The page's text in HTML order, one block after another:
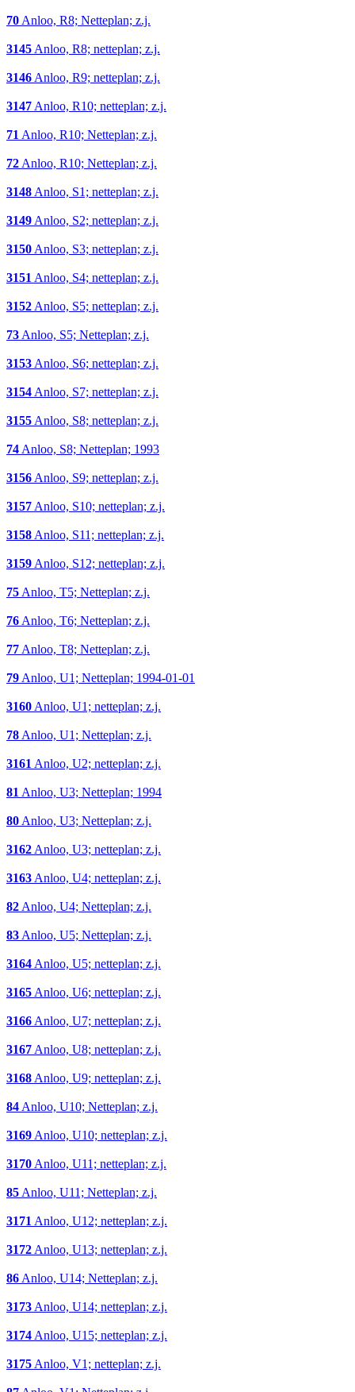
70Anloo, R8; Netteplan; z.j.
3145Anloo, R8; netteplan; z.j.
3146Anloo, R9; netteplan; z.j.
3147Anloo, R10; netteplan; z.j.
71Anloo, R10; Netteplan; z.j.
72Anloo, R10; Netteplan; z.j.
3148Anloo, S1; netteplan; z.j.
3149Anloo, S2; netteplan; z.j.
3150Anloo, S3; netteplan; z.j.
3151Anloo, S4; netteplan; z.j.
3152Anloo, S5; netteplan; z.j.
73Anloo, S5; Netteplan; z.j.
3153Anloo, S6; netteplan; z.j.
3154Anloo, S7; netteplan; z.j.
3155Anloo, S8; netteplan; z.j.
74Anloo, S8; Netteplan; 1993
3156Anloo, S9; netteplan; z.j.
3157Anloo, S10; netteplan; z.j.
3158Anloo, S11; netteplan; z.j.
3159Anloo, S12; netteplan; z.j.
75Anloo, T5; Netteplan; z.j.
76Anloo, T6; Netteplan; z.j.
77Anloo, T8; Netteplan; z.j.
79Anloo, U1; Netteplan; 1994-01-01
3160Anloo, U1; netteplan; z.j.
78Anloo, U1; Netteplan; z.j.
3161Anloo, U2; netteplan; z.j.
81Anloo, U3; Netteplan; 1994
80Anloo, U3; Netteplan; z.j.
3162Anloo, U3; netteplan; z.j.
3163Anloo, U4; netteplan; z.j.
82Anloo, U4; Netteplan; z.j.
83Anloo, U5; Netteplan; z.j.
3164Anloo, U5; netteplan; z.j.
3165Anloo, U6; netteplan; z.j.
3166Anloo, U7; netteplan; z.j.
3167Anloo, U8; netteplan; z.j.
3168Anloo, U9; netteplan; z.j.
84Anloo, U10; Netteplan; z.j.
3169Anloo, U10; netteplan; z.j.
3170Anloo, U11; netteplan; z.j.
85Anloo, U11; Netteplan; z.j.
3171Anloo, U12; netteplan; z.j.
3172Anloo, U13; netteplan; z.j.
86Anloo, U14; Netteplan; z.j.
3173Anloo, U14; netteplan; z.j.
3174Anloo, U15; netteplan; z.j.
3175Anloo, V1; netteplan; z.j.